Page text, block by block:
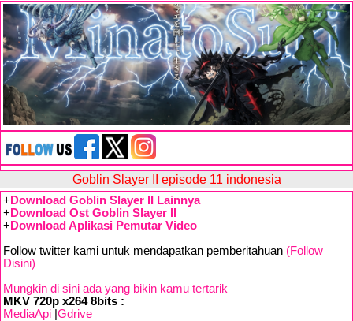
Goblin Slayer II episode 11 indonesia
+ Download Goblin Slayer II Lainnya
+ Download Ost Goblin Slayer II
+ Download Aplikasi Pemutar Video
Follow twitter kami untuk mendapatkan pemberitahuan (Follow
Disini)
Mungkin di sini ada yang bikin kamu tertarik
MKV 720p x264 8bits :
MediaApi Gdrive